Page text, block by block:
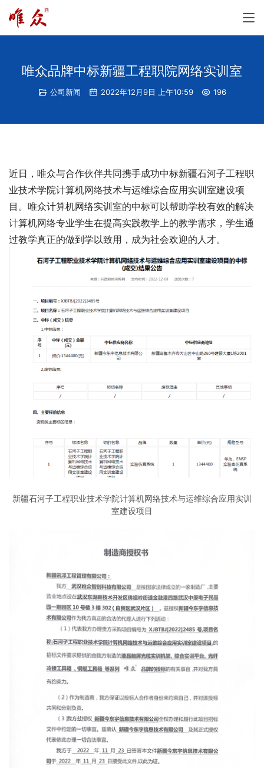
唯众品牌中标新疆工程职院网络实训室
公司新闻 2022年12月9日 上午10:59 196
近日，唯众与合作伙伴共同携手成功中标新疆石河子工程职
业技术学院计算机网络技术与运维综合应用实训室建设项
目。唯众计算机网络实训室的中标可以帮助学校有效的解决
计算机网络专业学生在提高实践教学上的教学需求，学生通
过教学真正的做到学以致用，成为社会欢迎的人才。
新疆石河子工程职业技术学院计算机网络技术与运维综合应用实训
室建设项目